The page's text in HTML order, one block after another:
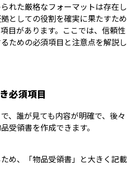
れた厳格なフォーマットは存在し
としての役割を確実に果たすため
目があります。ここでは、信頼性
ための必須項目と注意点を解説し
必須項目
、誰が見ても内容が明確で、後々
受領書を作成できます。
め、「物品受領書」と大きく記載